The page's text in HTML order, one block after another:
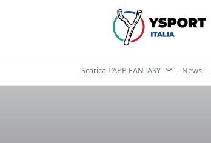
Scarica L’APP FANTASY News